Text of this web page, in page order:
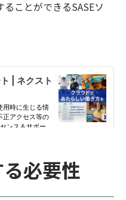
ことができるSASEソ
必要性